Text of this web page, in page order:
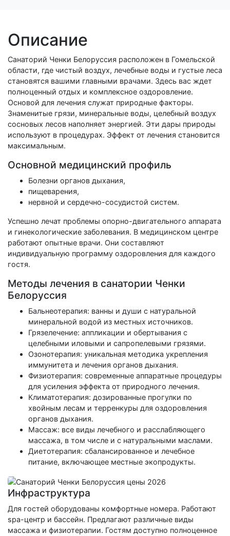
Описание
Санаторий Ченки Белоруссия расположен в Гомельской
области, где чистый воздух, лечебные воды и густые леса
становятся вашими главными врачами. Здесь вас ждет
полноценный отдых и комплексное оздоровление.
Основой для лечения служат природные факторы.
Знаменитые грязи, минеральные воды, целебный воздух
сосновых лесов наполняет энергией. Эти дары природы
используют в процедурах. Эффект от лечения становится
максимальным.
Основной медицинский профиль
Болезни органов дыхания,
пищеварения,
нервной и сердечно-сосудистой систем.
Успешно лечат проблемы опорно-двигательного аппарата
и гинекологические заболевания. В медицинском центре
работают опытные врачи. Они составляют
индивидуальную программу оздоровления для каждого
гостя.
Методы лечения в санатории Ченки
Белоруссия
Бальнеотерапия: ванны и души с натуральной
минеральной водой из местных источников.
Грязелечение: аппликации и обертывания с
целебными иловыми и сапропелевыми грязями.
Озонотерапия: уникальная методика укрепления
иммунитета и лечения органов дыхания.
Физиотерапия: современные аппаратные процедуры
для усиления эффекта от природного лечения.
Климатотерапия: дозированные прогулки по
хвойным лесам и терренкуры для оздоровления
органов дыхания.
Массаж: все виды лечебного и расслабляющего
массажа, в том числе и с натуральными маслами.
Диетотерапия: сбалансированное и лечебное
питание, включающее местные экопродукты.
Инфраструктура
Для гостей оборудованы комфортные номера. Работают
spa-центр и бассейн. Предлагают различные виды
массажа и физиотерапии. Гостям доступно полноценное